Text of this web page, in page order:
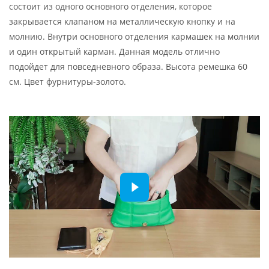
состоит из одного основного отделения, которое
закрывается клапаном на металлическую кнопку и на
молнию. Внутри основного отделения кармашек на молнии
и один открытый карман. Данная модель отлично
подойдет для повседневного образа. Высота ремешка 60
см. Цвет фурнитуры-золото.